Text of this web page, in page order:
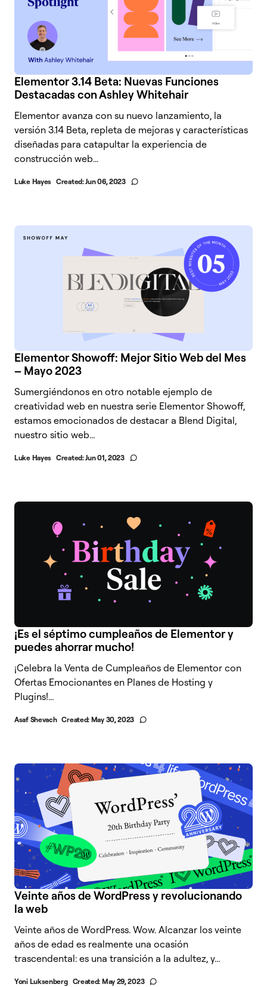
Elementor 3.14 Beta: Nuevas Funciones
Destacadas con Ashley Whitehair
Elementor avanza con su nuevo lanzamiento, la
versión 3.14 Beta, repleta de mejoras y características
diseñadas para catapultar la experiencia de
construcción web...
Luke Hayes Created:Jun 06, 2023
Elementor Showoff: Mejor Sitio Web del Mes
– Mayo 2023
Sumergiéndonos en otro notable ejemplo de
creatividad web en nuestra serie Elementor Showoff,
estamos emocionados de destacar a Blend Digital,
nuestro sitio web...
Luke Hayes Created:Jun 01, 2023
¡Es el séptimo cumpleaños de Elementor y
puedes ahorrar mucho!
¡Celebra la Venta de Cumpleaños de Elementor con
Ofertas Emocionantes en Planes de Hosting y
Plugins!...
Asaf Shevach Created: May 30, 2023
Veinte años de WordPress y revolucionando
la web
Veinte años de WordPress. Wow. Alcanzar los veinte
años de edad es realmente una ocasión
trascendental: es una transición a la adultez, y...
Yoni Luksenberg Created: May 29, 2023